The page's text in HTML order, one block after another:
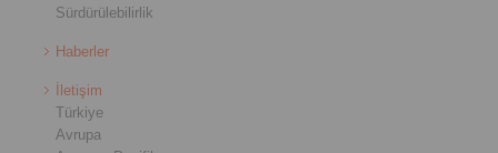
Sürdürülebilirlik
Haberler
İletişim
Türkiye
Avrupa